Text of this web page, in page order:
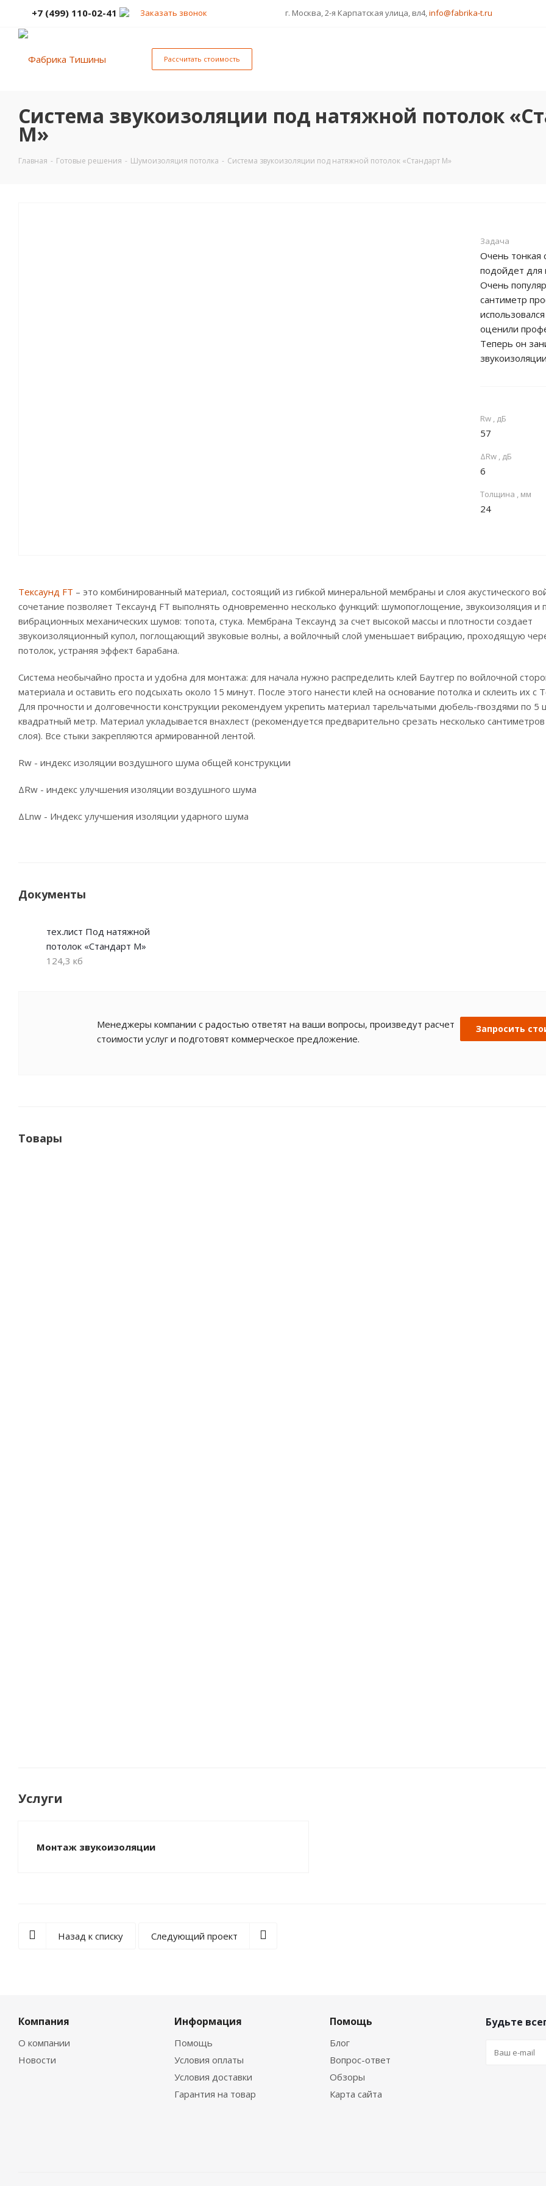
+7 (499) 110-02-41 Заказать звонок г. Москва, 2-я Карпатская улица, вл4,info@fabrika-t.ru
Рассчитать стоимость
Система звукоизоляции под натяжной потолок
М»
Главная - Готовые решения - Шумоизоляция потолка - Система звукоизоляции под натяжной потолок «Стандарт М»
Задача
Очень тонкая
подойдет для
Очень
сантиметр
оценили
Теперь он
Rw , дБ
57
ΔRw , дБ
6
Толщина , мм
24
Тексаунд FT – это комбинированный материал, состоящий из гибкой минеральной мембраны и слоя акустического
сочетание позволяет Тексаунд FT выполнять одновременно несколько функций: шумопоглощение, звукоизоляция и
вибрационных механических шумов: топота, стука. Мембрана Тексаунд за счет высокой массы и плотности создает
звукоизоляционный купол, поглощающий звуковые волны, а войлочный слой уменьшает вибрацию, проходящую
потолок, устраняя эффект барабана.
Система необычайно проста и удобна для монтажа: для начала нужно распределить клей Баутгер по войлочной
материала и оставить его подсыхать около 15 минут. После этого нанести клей на основание потолка и склеить их с
Для прочности и долговечности конструкции рекомендуем укрепить материал тарельчатыми дюбель-гвоздями по 5
квадратный метр. Материал укладывается внахлест (рекомендуется предварительно срезать несколько
слоя). Все стыки закрепляются армированной лентой.
Rw - индекс изоляции воздушного шума общей конструкции
ΔRw - индекс улучшения изоляции воздушного шума
ΔLnw - Индекс улучшения изоляции ударного шума
Документы
тех.лист Под натяжной
потолок «Стандарт М»
124,3 кб
Менеджеры компании с радостью ответят на ваши вопросы, произведут расчет
стоимости услуг и подготовят коммерческое предложение.
Запросить
Товары
Услуги
Монтаж звукоизоляции
Назад к списку Следующий проект
Компания
О компании
Новости
Информация
Помощь
Условия оплаты
Условия доставки
Гарантия на товар
Помощь
Блог
Вопрос-ответ
Обзоры
Карта сайта
Будьте